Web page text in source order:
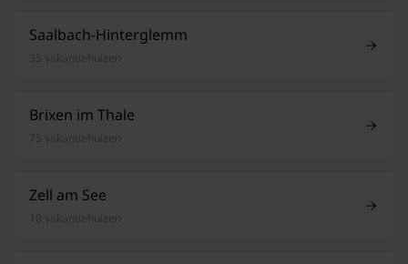
Saalbach-Hinterglemm
35 vakantiehuizen
Brixen im Thale
75 vakantiehuizen
Zell am See
10 vakantiehuizen